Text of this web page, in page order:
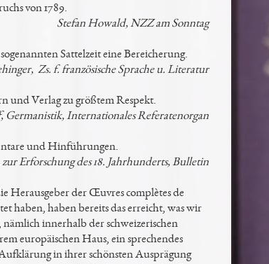
von 1789.
Stefan Howald, NZZ am Sonntag
Sattelzeit eine Bereicherung.
Zs. f. französische Sprache u. Literatur
und Verlag zu größtem Respekt.
Internationales Referatenorgan
und Hinführungen.
Erforschung des 18. Jahrhunderts, Bulletin
Herausgeber der Œuvres complètes de
haben, haben bereits das erreicht, was wir
nämlich innerhalb der schweizerischen
europäischen Haus, ein sprechendes
in ihrer schönsten Ausprägung